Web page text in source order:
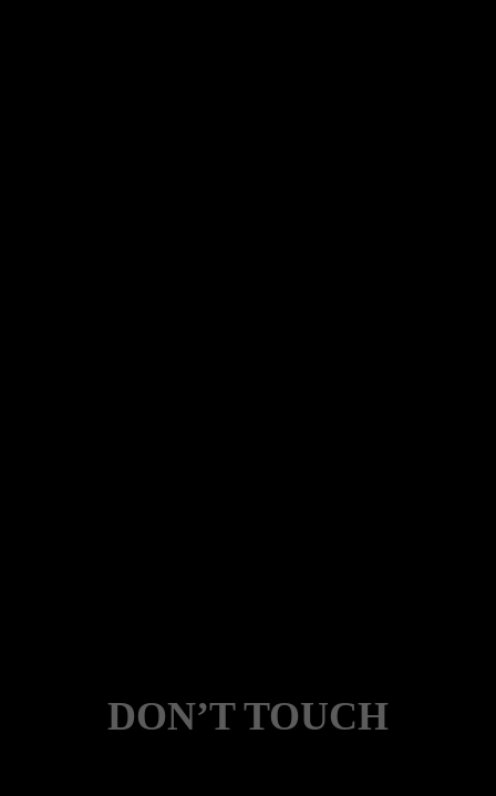
DON’T TOUCH